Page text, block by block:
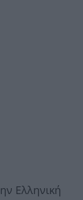
Ελληνική